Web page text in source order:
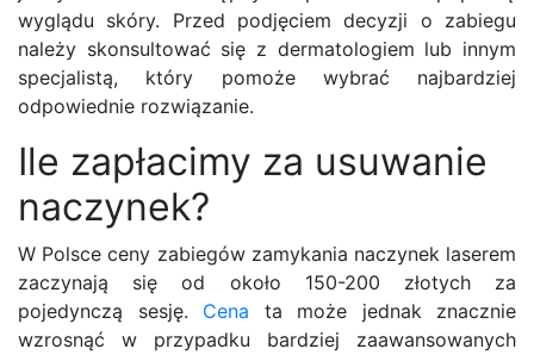
wyglądu skóry. Przed podjęciem decyzji o zabiegu
należy skonsultować się z dermatologiem lub innym
specjalistą, który pomoże wybrać najbardziej
odpowiednie rozwiązanie.
Ile zapłacimy za usuwanie
naczynek?
W Polsce ceny zabiegów zamykania naczynek laserem
zaczynają się od około 150-200 złotych za
pojedynczą sesję. Cena ta może jednak znacznie
wzrosnąć w przypadku bardziej zaawansowanych